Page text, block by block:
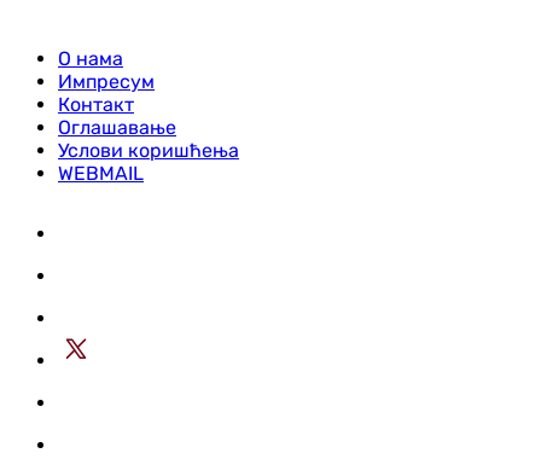
О нама
Импресум
Контакт
Оглашавање
Услови коришћења
WEBMAIL